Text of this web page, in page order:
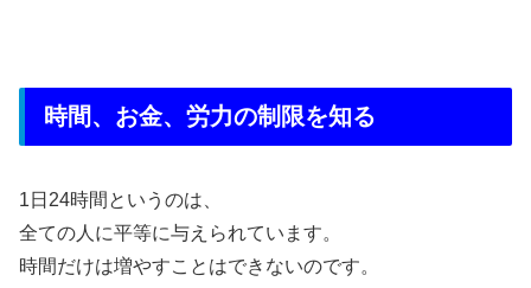
時間、お金、労力の制限を知る
1日24時間というのは、
全ての人に平等に与えられています。
時間だけは増やすことはできないのです。